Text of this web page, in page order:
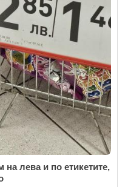
лева и по етикетите,